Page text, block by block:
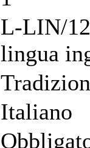
L-LIN/
lingua
Italiano